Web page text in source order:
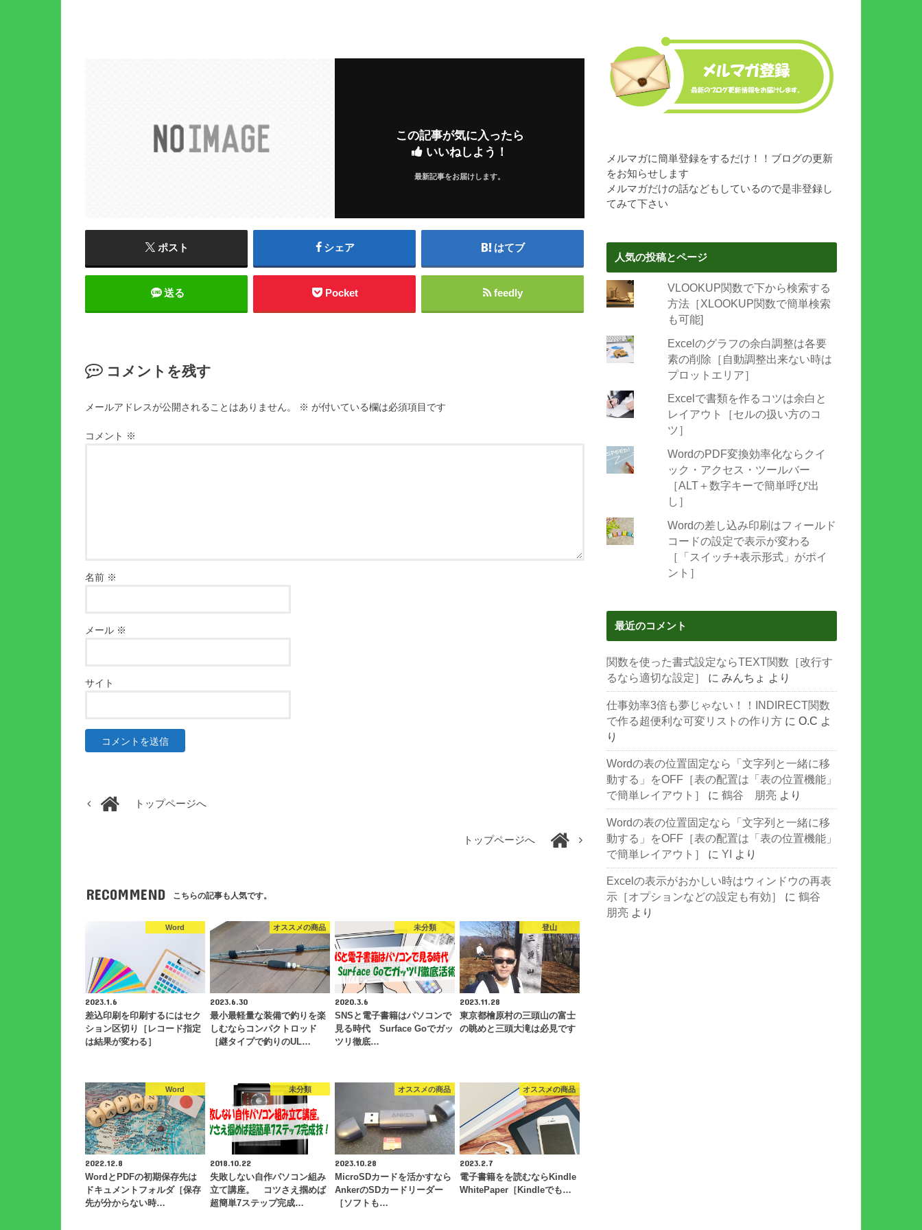
この記事が気に入ったら
いいねしよう！
最新記事をお届けします。
ポスト シェア はてブ
送る Pocket feedly
コメントを残す
メールアドレスが公開されることはありません。 ※ が付いている欄は必須項目です
コメント ※
名前 ※
メール ※
サイト
トップページへ
トップページへ
RECOMMEND こちらの記事も人気です。
Word
2023.1.6
差込印刷を印刷するにはセク
ション区切り［レコード指定
は結果が変わる］
オススメの商品
2023.6.30
最小最軽量な装備で釣りを楽
しむならコンパクトロッド
［継タイプで釣りのUL…
未分類
2020.3.6
SNSと電子書籍はパソコンで
見る時代 Surface Goでガッ
ツリ徹底…
登山
2023.11.28
東京都檜原村の三頭山の富士
の眺めと三頭大滝は必見です
Word
2022.12.8
WordとPDFの初期保存先は
ドキュメントフォルダ［保存
先が分からない時…
未分類
2018.10.22
失敗しない自作パソコン組み
立て講座。 コツさえ掴めば
超簡単7ステップ完成…
オススメの商品
2023.10.28
MicroSDカードを活かすなら
AnkerのSDカードリーダー
［ソフトも…
オススメの商品
2023.2.7
電子書籍をを読むならKindle
WhitePaper［Kindleでも…
メルマガに簡単登録をするだけ！！ブログの更新
をお知らせします
メルマガだけの話などもしているので是非登録し
てみて下さい
人気の投稿とページ
VLOOKUP関数で下から検索する
方法［XLOOKUP関数で簡単検索
も可能]
Excelのグラフの余白調整は各要
素の削除［自動調整出来ない時は
プロットエリア］
Excelで書類を作るコツは余白と
レイアウト［セルの扱い方のコ
ツ］
WordのPDF変換効率化ならクイ
ック・アクセス・ツールバー
［ALT＋数字キーで簡単呼び出
し］
Wordの差し込み印刷はフィールド
コードの設定で表示が変わる
［「スイッチ+表示形式」がポイ
ント］
最近のコメント
関数を使った書式設定ならTEXT関数［改行す
るなら適切な設定］
に みんちょ より
仕事効率3倍も夢じゃない！！INDIRECT関数
で作る超便利な可変リストの作り方 に O.C よ
り
Wordの表の位置固定なら「文字列と一緒に移
動する」をOFF［表の配置は「表の位置機能」
で簡単レイアウト］
に 鶴谷 朋亮 より
Wordの表の位置固定なら「文字列と一緒に移
動する」をOFF［表の配置は「表の位置機能」
で簡単レイアウト］
に YI より
Excelの表示がおかしい時はウィンドウの再表
示［オプションなどの設定も有効］
に 鶴谷
朋亮 より